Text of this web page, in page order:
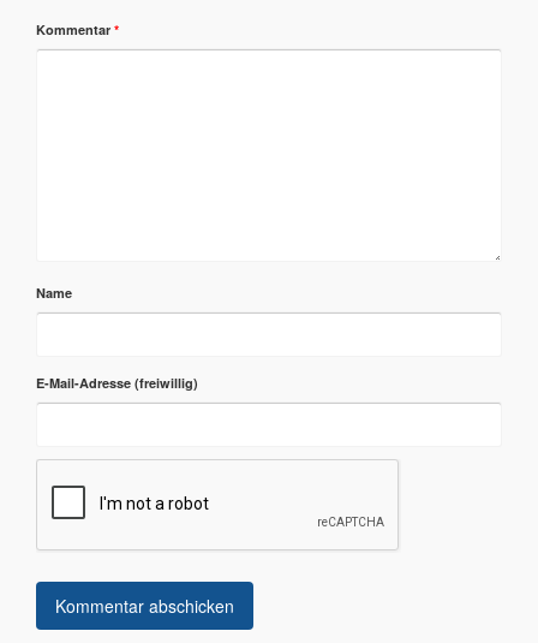
Kommentar *
Name
E-Mail-Adresse